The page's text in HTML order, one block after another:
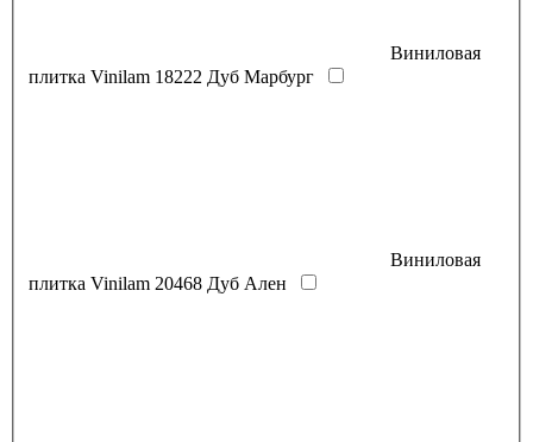
Виниловая
плитка Vinilam 18222 Дуб Марбург
Виниловая
плитка Vinilam 20468 Дуб Ален